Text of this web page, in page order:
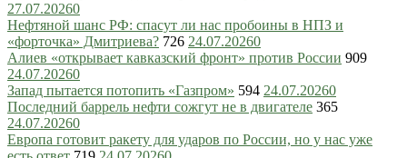
27.07.20260
Нефтяной шанс РФ: спасут ли нас пробоины в НПЗ и
«форточка» Дмитриева? 726 24.07.20260
Алиев «открывает кавказский фронт» против России 909
24.07.20260
Запад пытается потопить «Газпром» 594 24.07.20260
Последний баррель нефти сожгут не в двигателе 365
24.07.20260
Европа готовит ракету для ударов по России, но у нас уже